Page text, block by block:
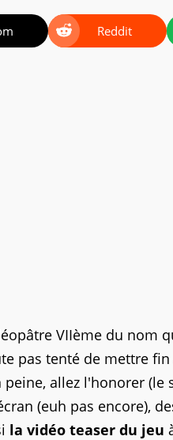
Reddit
VIIème du
pas tenté de mettre
allez l'honorer (le
(euh pas encore),
la vidéo teaser du jeu